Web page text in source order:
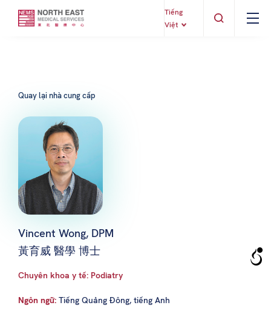
Tiếng
Việt
Quay lại nhà cung cấp
Vincent Wong, DPM
黃育威 醫學 博士
Chuyên khoa y tế: Podiatry
Ngôn ngữ: Tiếng Quảng Đông, tiếng Anh